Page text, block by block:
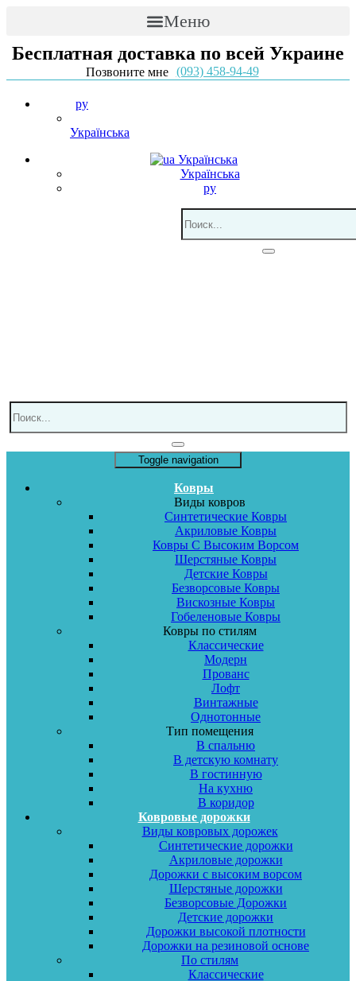
Меню
Бесплатная доставка по всей Украине
Позвоните мне (093) 458-94-49
ру
Українська
Українська
Українська
ру
Toggle navigation
Ковры
Виды ковров
Синтетические Ковры
Акриловые Ковры
Ковры С Высоким Ворсом
Шерстяные Ковры
Детские Ковры
Безворсовые Ковры
Вискозные Ковры
Гобеленовые Ковры
Ковры по стилям
Классические
Модерн
Прованс
Лофт
Винтажные
Однотонные
Тип помещения
В спальню
В детскую комнату
В гостинную
На кухню
В коридор
Ковровые дорожки
Виды ковровых дорожек
Синтетические дорожки
Акриловые дорожки
Дорожки с высоким ворсом
Шерстяные дорожки
Безворсовые Дорожки
Детские дорожки
Дорожки высокой плотности
Дорожки на резиновой основе
По стилям
Классические